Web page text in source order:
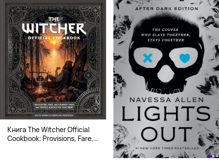
Книга The Witcher Official
Cookbook: Provisions, Fare,